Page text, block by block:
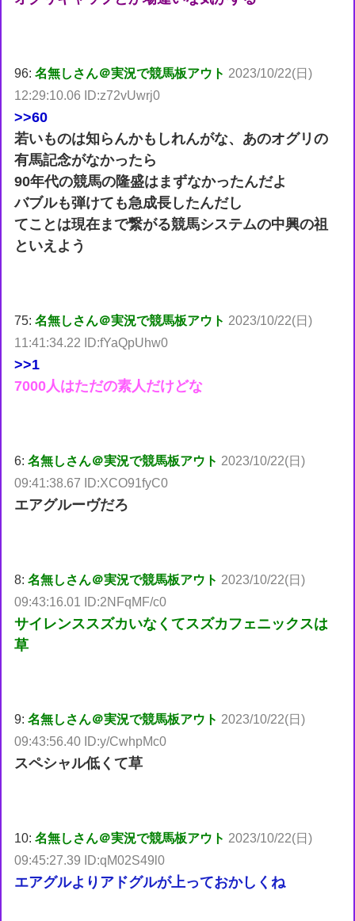
96:名無しさん＠実況で競馬板アウト 2023/10/22(日)
12:29:10.06 ID:z72vUwrj0
>>60
若いものは知らんかもしれんがな、あのオグリの
有馬記念がなかったら
90年代の競馬の隆盛はまずなかったんだよ
バブルも弾けても急成長したんだし
てことは現在まで繋がる競馬システムの中興の祖
といえよう
75:名無しさん＠実況で競馬板アウト 2023/10/22(日)
11:41:34.22 ID:fYaQpUhw0
>>1
7000人はただの素人だけどな
6:名無しさん＠実況で競馬板アウト 2023/10/22(日)
09:41:38.67 ID:XCO91fyC0
エアグルーヴだろ
8:名無しさん＠実況で競馬板アウト 2023/10/22(日)
09:43:16.01 ID:2NFqMF/c0
サイレンススズカいなくてスズカフェニックスは
草
9:名無しさん＠実況で競馬板アウト 2023/10/22(日)
09:43:56.40 ID:y/CwhpMc0
スペシャル低くて草
10:名無しさん＠実況で競馬板アウト 2023/10/22(日)
09:45:27.39 ID:qM02S49l0
エアグルよりアドグルが上っておかしくね